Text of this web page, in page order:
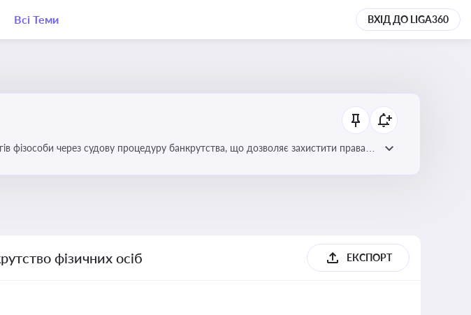
Всі Теми ВХІД ДО LIGA360
фізособи через судову процедуру банкрутства, що дозволяє захистити права
фізичних осіб ЕКСПОРТ